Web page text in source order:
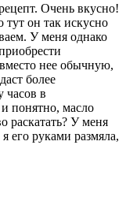
Очень вкусно!
тут он так искусно
У меня однако
нее обычную,
более
часов в
понятно, масло
раскатать? У меня
его руками размяла,